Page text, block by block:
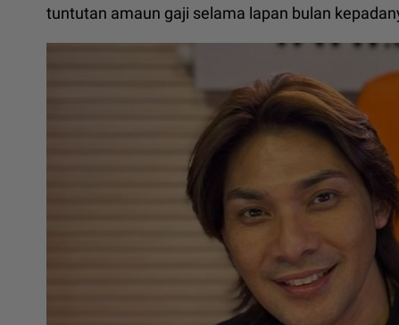
tuntutan amaun gaji selama lapan bulan